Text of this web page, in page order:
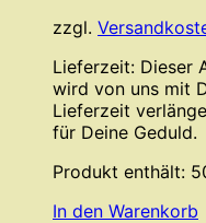
zzgl.
Lieferzeit: Dieser
wird von uns mit
Lieferzeit
für Deine Geduld.
Produkt enthält:
In den Warenkorb